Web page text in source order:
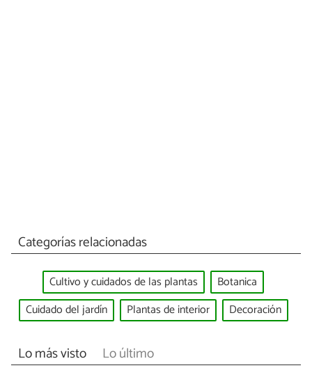
Categorías relacionadas
Cultivo y cuidados de las plantas
Botanica
Cuidado del jardín
Plantas de interior Decoración
Lo más visto Lo último